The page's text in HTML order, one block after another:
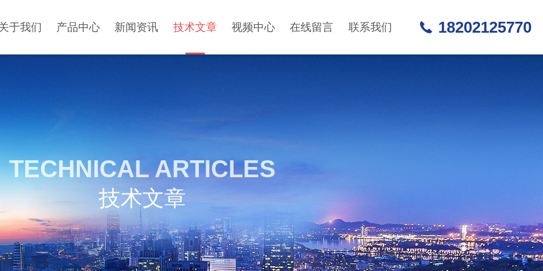
于我们 产品中心 新闻资讯 技术文章 视频中心 在线留言 联系我们 18202125770
TECHNICAL ARTICLES
技术文章